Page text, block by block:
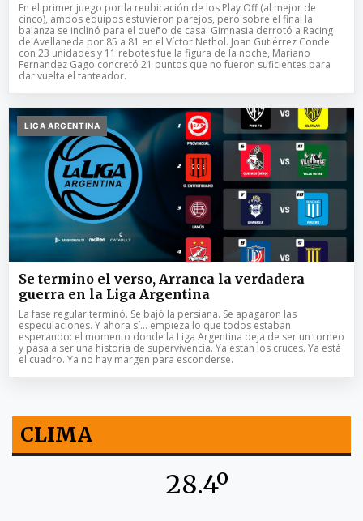
En el primer juego por la reubicación de los Play Off (al mejor de
cinco), ambos equipos estuvieron parejos, pero sobre el final la
balanza se inclinó para el dueño de casa. Gimnasia derrotó a Racing
de Avellaneda por 85 a 81 en el Víctor Nethol. Joan Gutiérrez Conde
con 23 unidades y 11 rebotes fue la figura de la noche, Mariano
Fernandez Gago concretó 21 puntos que no fueron suficientes para
dar vuelta el tanteador.
LIGA ARGENTINA
Se termino el verso, Arranca la verdadera
guerra en la Liga Argentina
La fase regular terminó. Se bajó la persiana. Se apagaron las
especulaciones. Y ahora sí… empieza lo que todos estaban
esperando: el momento donde la Liga Argentina deja de ser un torneo
y pasa a ser una historia de supervivencia. Ya están los cruces. Ya está
el cuadro. Ya no hay margen para esconderse.
CLIMA
28.4º